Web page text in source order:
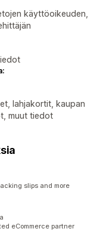
käyttöoikeuden,
lahjakortit, kaupan
muut tiedot
slips and more
eCommerce partner